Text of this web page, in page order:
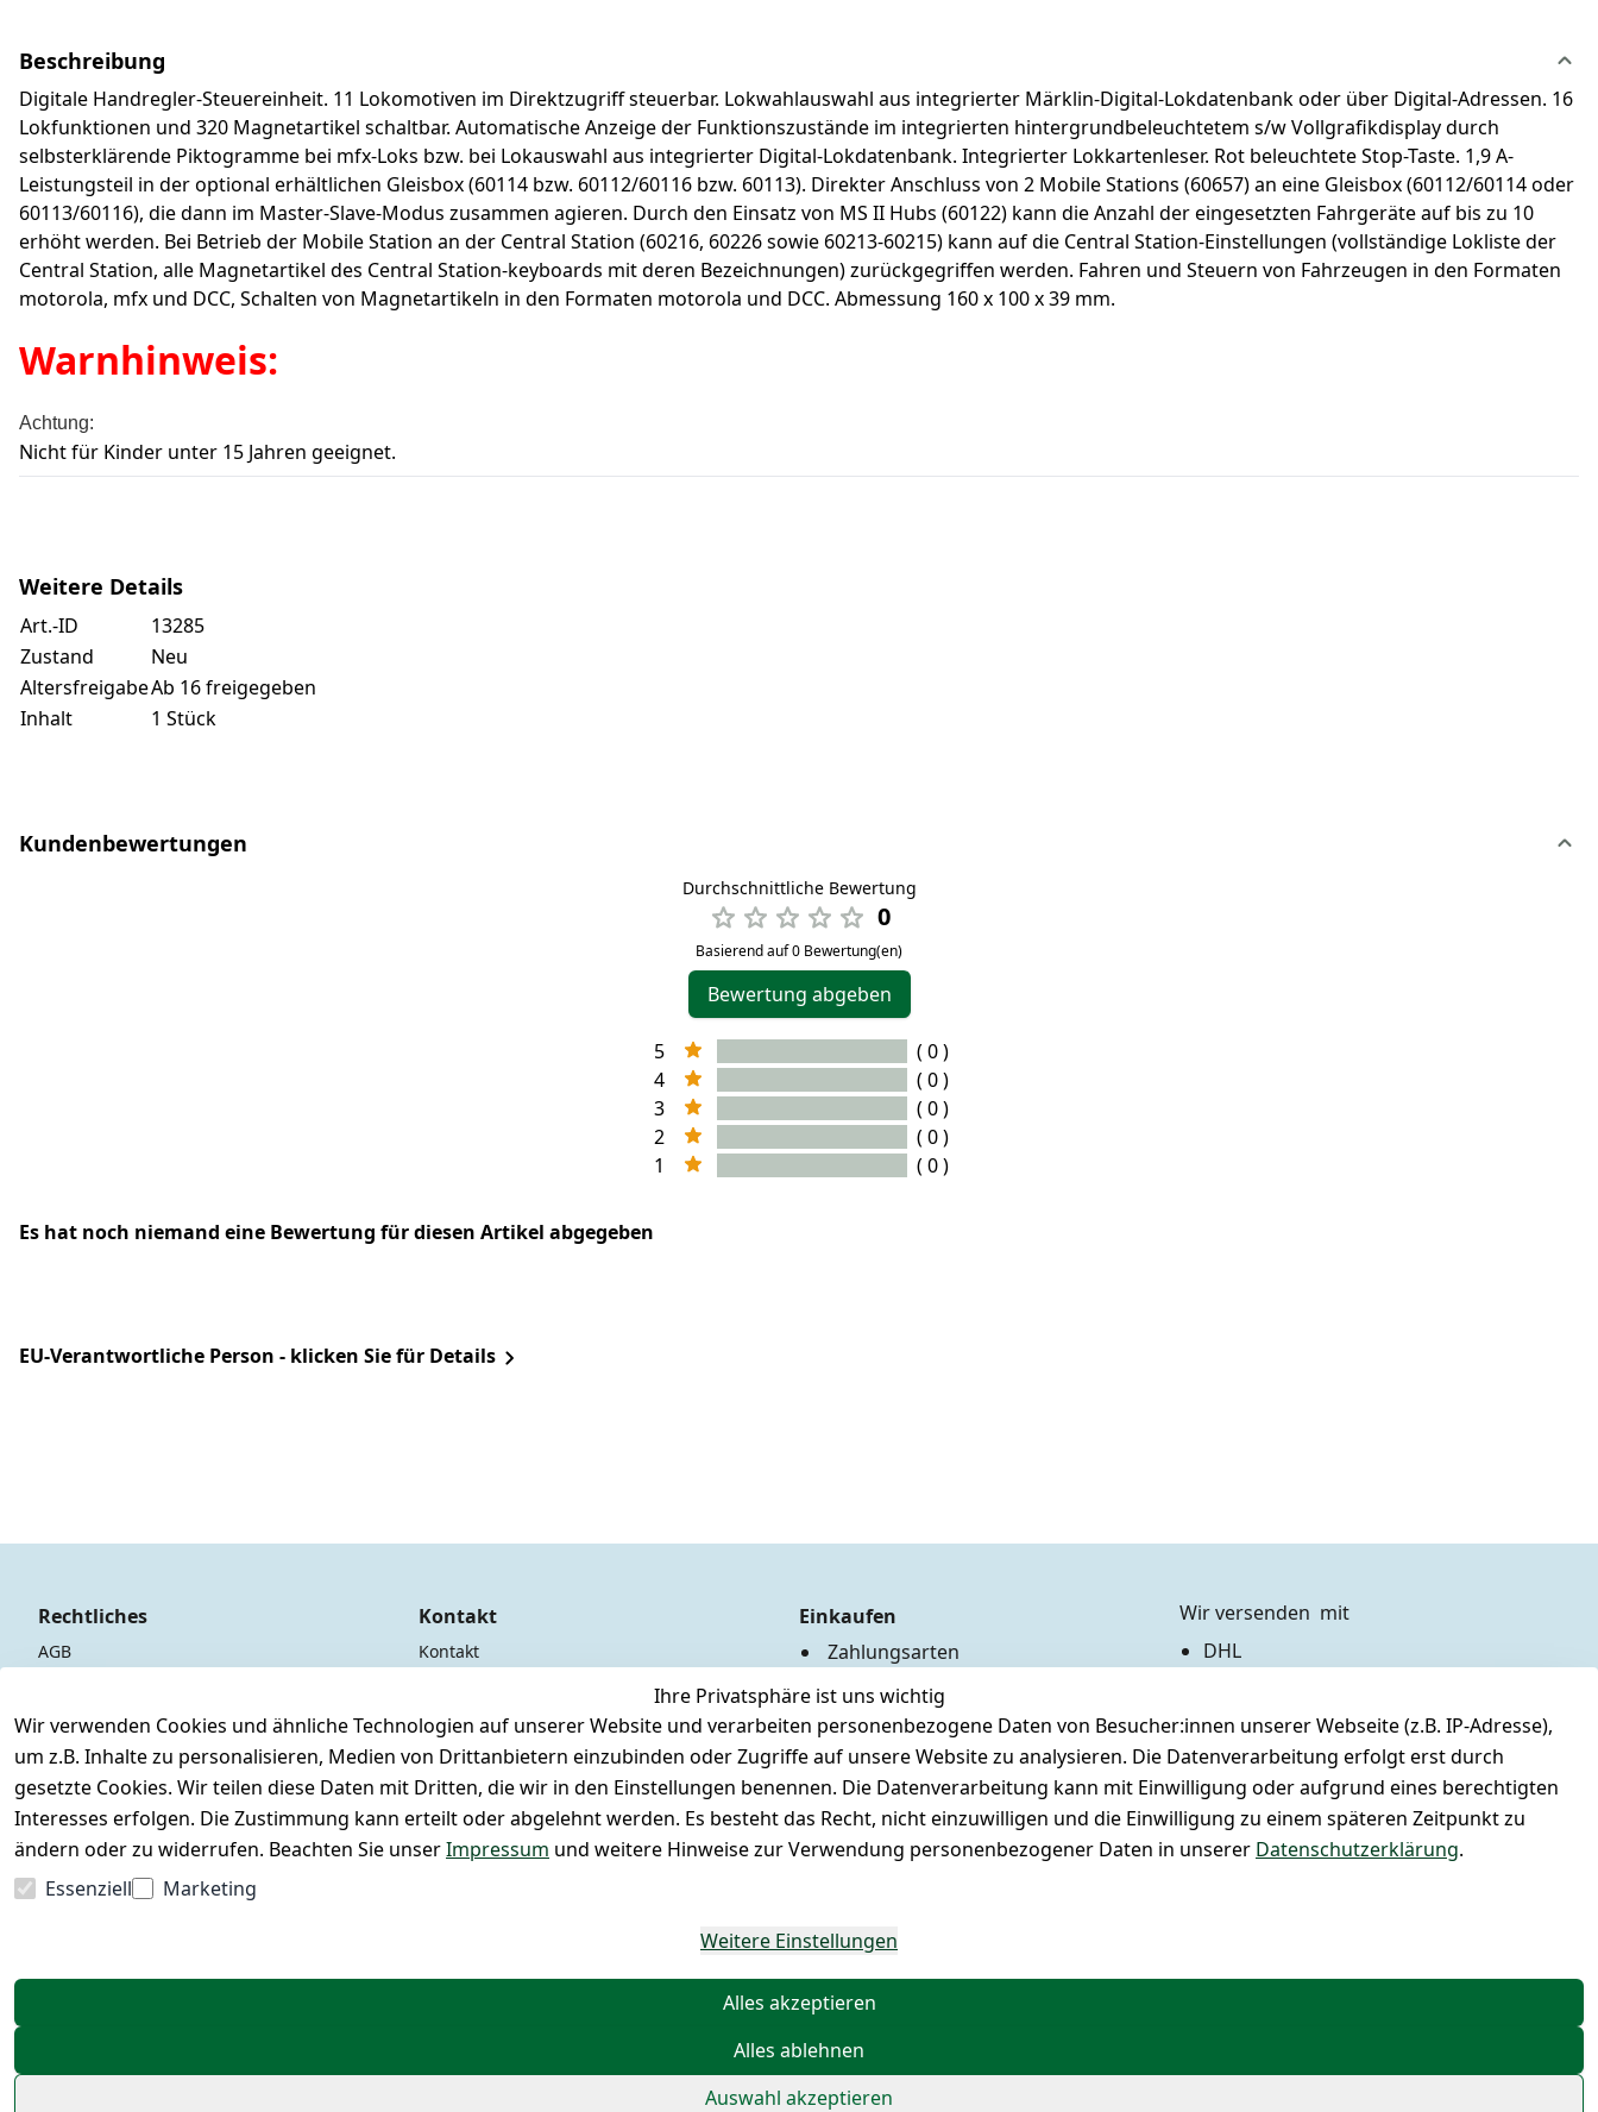
Beschreibung
Digitale Handregler-Steuereinheit. 11 Lokomotiven im Direktzugriff steuerbar. Lokwahlauswahl aus integrierter Märklin-Digital-Lokdatenbank oder über Digital-Adressen. 16
Lokfunktionen und 320 Magnetartikel schaltbar. Automatische Anzeige der Funktionszustände im integrierten hintergrundbeleuchtetem s/w Vollgrafikdisplay durch
selbsterklärende Piktogramme bei mfx-Loks bzw. bei Lokauswahl aus integrierter Digital-Lokdatenbank. Integrierter Lokkartenleser. Rot beleuchtete Stop-Taste. 1,9 A-
Leistungsteil in der optional erhältlichen Gleisbox (60114 bzw. 60112/60116 bzw. 60113). Direkter Anschluss von 2 Mobile Stations (60657) an eine Gleisbox (60112/60114 oder
60113/60116), die dann im Master-Slave-Modus zusammen agieren. Durch den Einsatz von MS II Hubs (60122) kann die Anzahl der eingesetzten Fahrgeräte auf bis zu 10
erhöht werden. Bei Betrieb der Mobile Station an der Central Station (60216, 60226 sowie 60213-60215) kann auf die Central Station-Einstellungen (vollständige Lokliste der
Central Station, alle Magnetartikel des Central Station-keyboards mit deren Bezeichnungen) zurückgegriffen werden. Fahren und Steuern von Fahrzeugen in den Formaten
motorola, mfx und DCC, Schalten von Magnetartikeln in den Formaten motorola und DCC. Abmessung 160 x 100 x 39 mm.
Warnhinweis:
Achtung:
Nicht für Kinder unter 15 Jahren geeignet.
Weitere Details
Art.-ID
13285
Zustand
Neu
AltersfreigabeAb 16 freigegeben
Inhalt
1 Stück
Kundenbewertungen
Durchschnittliche Bewertung
0
Basierend auf 0 Bewertung(en)
Bewertung abgeben
5
( 0 )
4
( 0 )
3
( 0 )
2
( 0 )
1
( 0 )
Es hat noch niemand eine Bewertung für diesen Artikel abgegeben
EU-Verantwortliche Person - klicken Sie für Details
Ihre Privatsphäre ist uns wichtig
Wir verwenden Cookies und ähnliche Technologien auf unserer Website und verarbeiten personenbezogene Daten von Besucher:innen unserer Webseite (z.B. IP-Adresse),
um z.B. Inhalte zu personalisieren, Medien von Drittanbietern einzubinden oder Zugriffe auf unsere Website zu analysieren. Die Datenverarbeitung erfolgt erst durch
gesetzte Cookies. Wir teilen diese Daten mit Dritten, die wir in den Einstellungen benennen. Die Datenverarbeitung kann mit Einwilligung oder aufgrund eines berechtigten
Interesses erfolgen. Die Zustimmung kann erteilt oder abgelehnt werden. Es besteht das Recht, nicht einzuwilligen und die Einwilligung zu einem späteren Zeitpunkt zu
ändern oder zu widerrufen. Beachten Sie unserImpressum und weitere Hinweise zur Verwendung personenbezogener Daten in unserer Datenschutzerklärung.
Essenziell
Marketing
Weitere Einstellungen
Alles akzeptieren
Alles ablehnen
Auswahl akzeptieren
Rechtliches
AGB
Datenschutzerklärung
Widerrufsrecht
Kontakt
Kontakt
Einkaufen
Zahlungsarten
Hilfe
Batterieentsorgung
Märklin Insider Club
Unser Ladengeschäft
Newsletteranmeldung
Wir versenden  mit
DHL
Vorkasse
Barzahlung bei Abholung
PayPal / Kreditkarte